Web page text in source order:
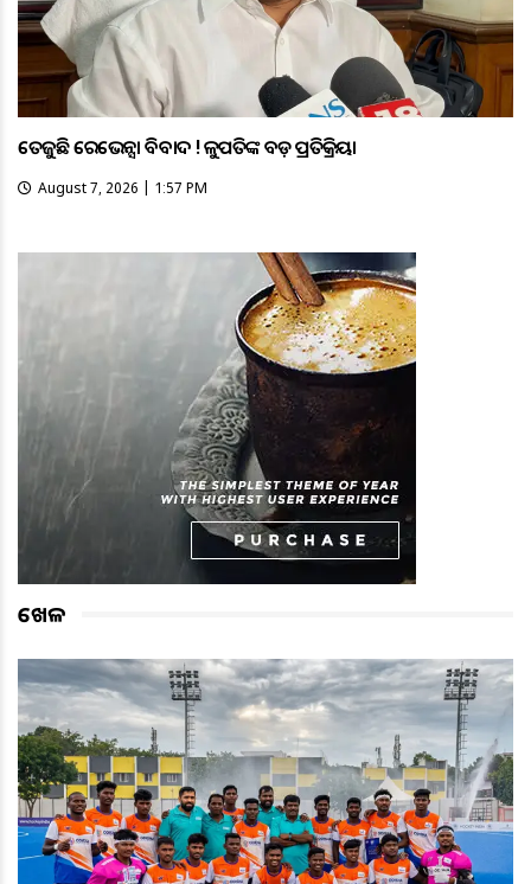
ତେଜୁଛି ରେଭେନ୍ସା ବିବାଦ ! କୁଳପତିଙ୍କ ବଡ଼ ପ୍ରତିକ୍ରିୟା
August 7, 2026 | 1:57 PM
ଖେଳ